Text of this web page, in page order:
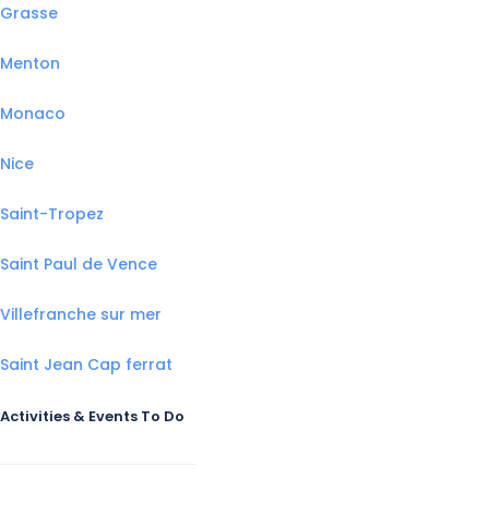
Grasse
Menton
Monaco
Nice
Saint-Tropez
Saint Paul de Vence
Villefranche sur mer
Saint Jean Cap ferrat
Activities & Events To Do